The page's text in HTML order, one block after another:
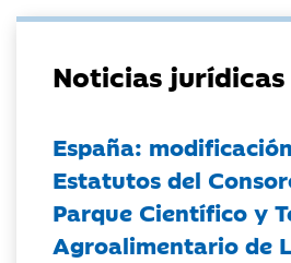
Noticias jurídicas
España:
Estatutos del
Parque Científico y
Agroalimentario de